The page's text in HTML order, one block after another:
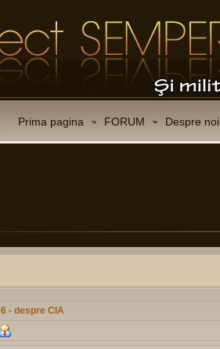
Prima pagina FORUM Despre noi
- despre CIA